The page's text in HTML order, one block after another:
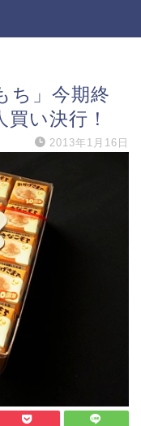
ち」今期終
い決行！
2013年1月16日